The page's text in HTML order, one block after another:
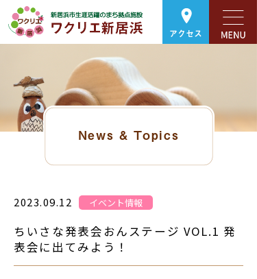
アクセス
News & Topics
2023.09.12 イベント情報
ちいさな発表会おんステージ VOL.1 発
表会に出てみよう！